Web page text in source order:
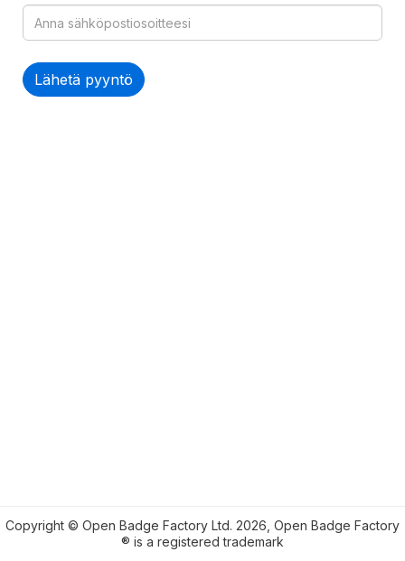
Copyright © Open Badge Factory Ltd. 2026, Open Badge Factory
® is a registered trademark